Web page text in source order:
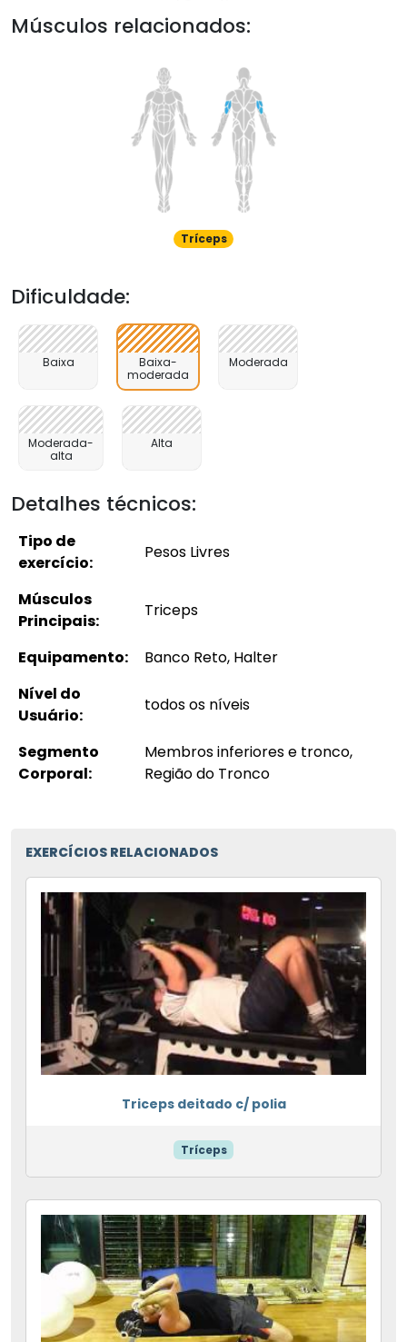
Músculos relacionados:
Tríceps
Dificuldade:
Baixa
Baixa-
moderada
Moderada
Moderada-
alta
Alta
Detalhes técnicos:
Tipo de
exercício:
Pesos Livres
Músculos
Principais:
Triceps
Equipamento:
Banco Reto, Halter
Nível do
Usuário:
todos os níveis
Segmento
Corporal:
Membros inferiores e tronco,
Região do Tronco
EXERCÍCIOS RELACIONADOS
Triceps deitado c/ polia
Tríceps